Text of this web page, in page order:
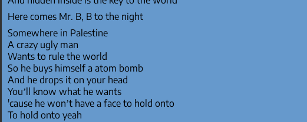
Here comes Mr. B, B to the night
Somewhere in Palestine
A crazy ugly man
Wants to rule the world
So he buys himself a atom bomb
And he drops it on your head
You’ll know what he wants
'cause he won’t have a face to hold onto
To hold onto yeah